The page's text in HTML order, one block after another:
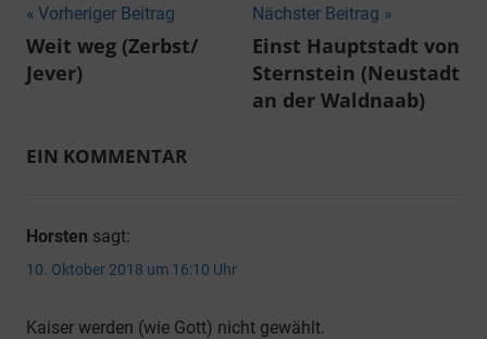
Beitragsnavigation
Vorheriger Beitrag
Weit weg (Zerbst/
Jever)
Nächster Beitrag
Einst Hauptstadt von
Sternstein (Neustadt
an der Waldnaab)
EIN KOMMENTAR
Horsten sagt:
10. Oktober 2018 um 16:10 Uhr
Kaiser werden (wie Gott) nicht gewählt.